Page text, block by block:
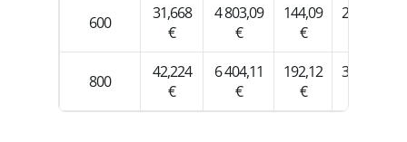
600
31,668
€
4 803,09
€
144,09
€
288,19
800
42,224
€
6 404,11
€
192,12
€
384,25